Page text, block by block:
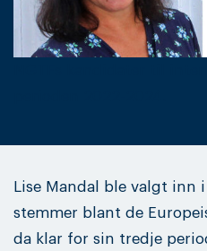
Lise Mandal ble valgt inn
stemmer blant de
da klar for sin tredje